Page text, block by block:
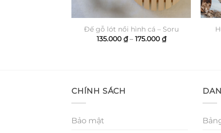
Đế gỗ lót nồi hình cá – Soru
135.000₫ – 175.000₫Khoảng
giá:
CHÍNH SÁCH
Bảo mật